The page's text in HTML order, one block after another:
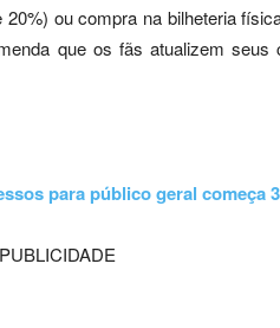
ou compra na bilheteria
que os fãs atualizem seus
para público geral começa
PUBLICIDADE